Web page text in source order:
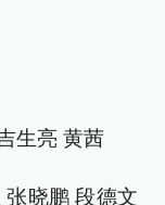
生亮 黄茜
晓鹏 段德文